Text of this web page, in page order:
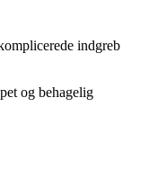
indgreb
og behagelig